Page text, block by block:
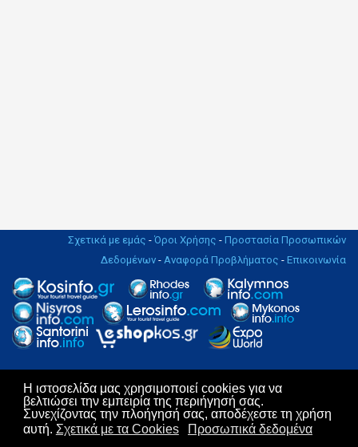
Η ιστοσελίδα μας χρησιμοποιεί cookies για να
βελτιώσει την εμπειρία της περιήγησή σας.
Συνεχίζοντας την πλοήγησή σας, αποδέχεστε τη χρήση
αυτή. Σχετικά με τα Cookies Προσωπικά δεδομένα
Σχετικά με εμάς - Όροι Χρήσης - Προστασία Προσωπικών
Δεδομένων - Αναφορά Προβλήματος - Επικοινωνία
Copyright © 2004 - 2019. All rights Reserved. | Design & Hosting by
KosNet